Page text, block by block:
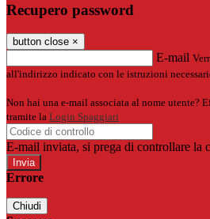
Recupero password
button close ×
E-mail
all'indirizzo indicato con le istruzioni
Non hai una e-mail associata al nome utente?
tramite la Login Spaggiari
E-mail inviata, si prega di controllare la
Errore
Chiudi